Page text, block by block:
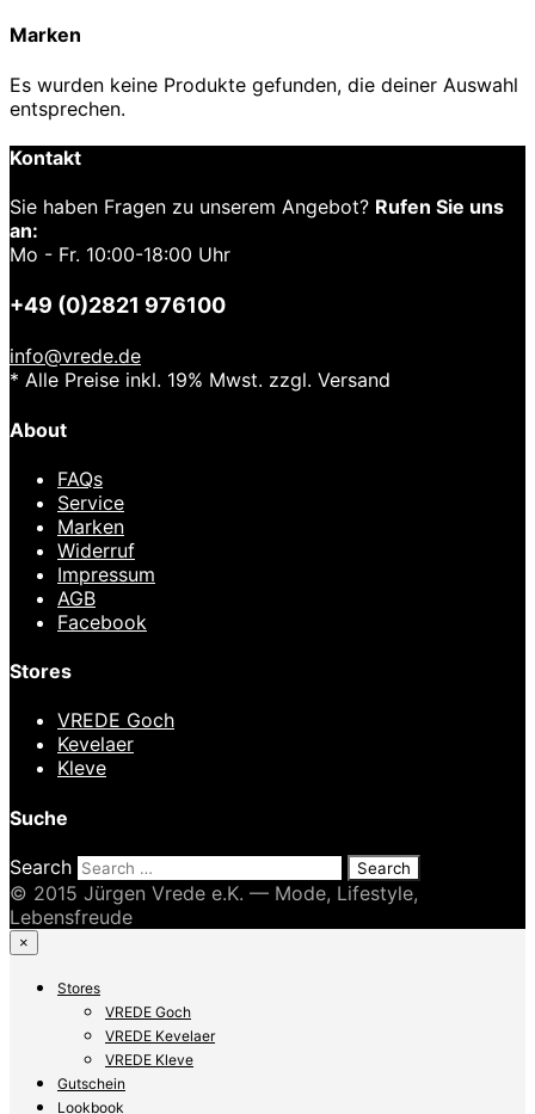
Marken
Es wurden keine Produkte gefunden, die deiner Auswahl
entsprechen.
Kontakt
Sie haben Fragen zu unserem Angebot? Rufen Sie uns
an:
Mo - Fr. 10:00-18:00 Uhr
+49 (0)2821 976100
info@vrede.de
* Alle Preise inkl. 19% Mwst. zzgl. Versand
About
FAQs
Service
Marken
Widerruf
Impressum
AGB
Facebook
Stores
VREDE Goch
Kevelaer
Kleve
Suche
Search
© 2015 Jürgen Vrede e.K. — Mode, Lifestyle,
Lebensfreude
×
Stores
VREDE Goch
VREDE Kevelaer
VREDE Kleve
Gutschein
Lookbook